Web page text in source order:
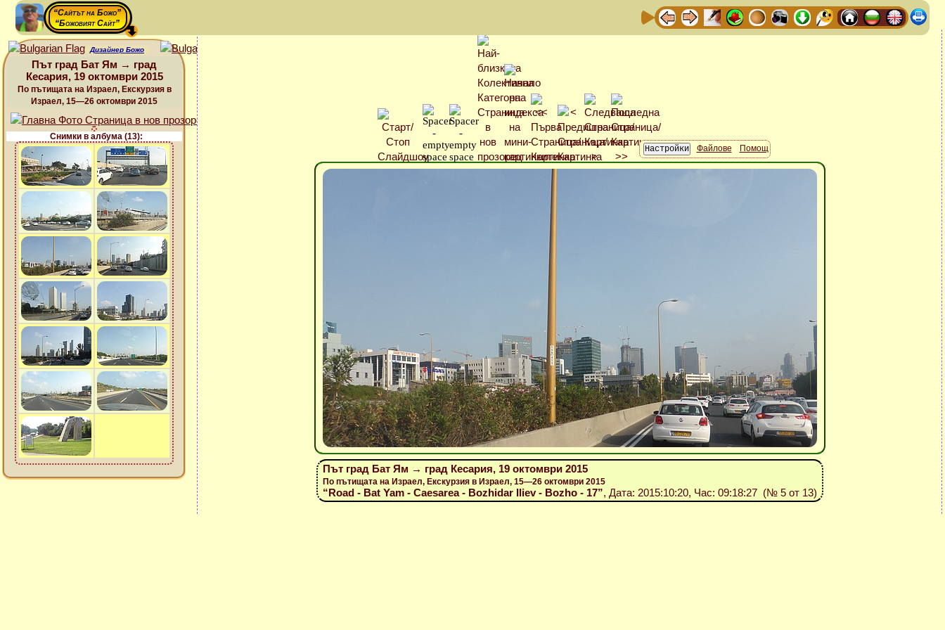
“Сайтът на Божо”
“Божовият Сайт”
Дизайнер Божо
Път град Бат Ям → град
Кесария, 19 октомври 2015
По пътищата на Израел, Екскурзия в
Израел, 15—26 октомври 2015
Снимки в албума (13):
Файлове
Помощ
Път град Бат Ям → град Кесария, 19 октомври 2015
По пътищата на Израел, Екскурзия в Израел, 15—26 октомври 2015
“Road - Bat Yam - Caesarea - Bozhidar Iliev - Bozho - 17”, Дата: 2015:10:20, Час: 09:18:27 (№ 5 от 13)